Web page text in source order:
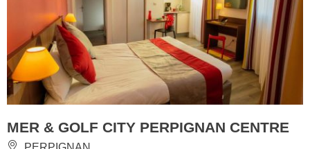
MER & GOLF CITY PERPIGNAN CENTRE